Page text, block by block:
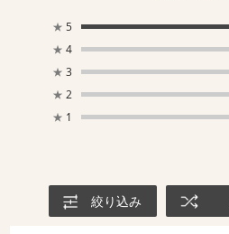
★ 5
★ 4
★ 3
★ 2
★ 1
絞り込み